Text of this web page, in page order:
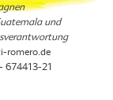
und
romero.de
674413-21